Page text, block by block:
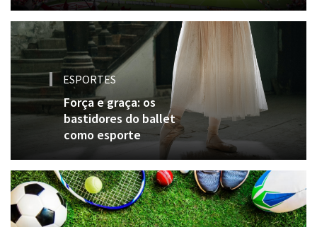
ESPORTES
Força e graça: os
bastidores do ballet
como esporte